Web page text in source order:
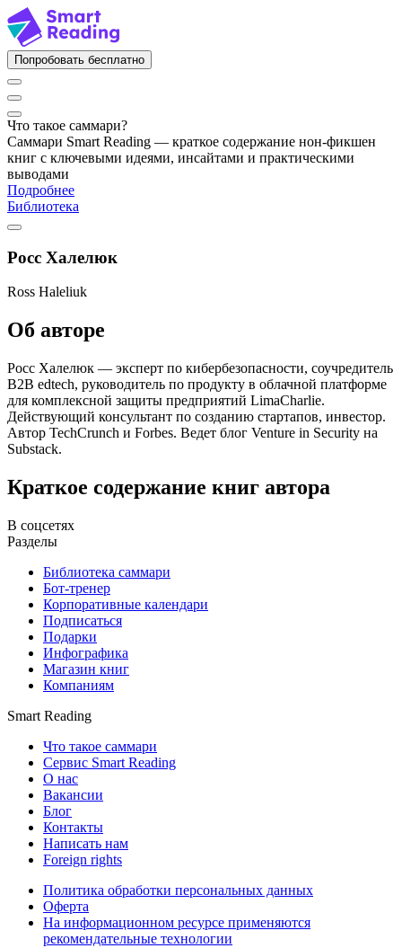
Попробовать бесплатно
Что такое саммари?
Саммари Smart Reading — краткое содержание нон-фикшен
книг с ключевыми идеями, инсайтами и практическими
выводами
Подробнее
Библиотека
Росс Халелюк
Ross Haleliuk
Об авторе
Росс Халелюк — эксперт по кибербезопасности, соучредитель
B2B edtech, руководитель по продукту в облачной платформе
для комплексной защиты предприятий LimaCharlie.
Действующий консультант по созданию стартапов, инвестор.
Автор TechCrunch и Forbes. Ведет блог Venture in Security на
Substack.
Краткое содержание книг автора
В соцсетях
Разделы
Библиотека саммари
Бот-тренер
Корпоративные календари
Подписаться
Подарки
Инфографика
Магазин книг
Компаниям
Smart Reading
Что такое саммари
Сервис Smart Reading
О нас
Вакансии
Блог
Контакты
Написать нам
Foreign rights
Политика обработки персональных данных
Оферта
На информационном ресурсе применяются
рекомендательные технологии